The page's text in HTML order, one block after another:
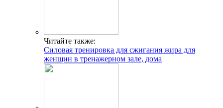
Читайте также:
Силовая тренировка для сжигания жира для
женщин в тренажерном зале, дома